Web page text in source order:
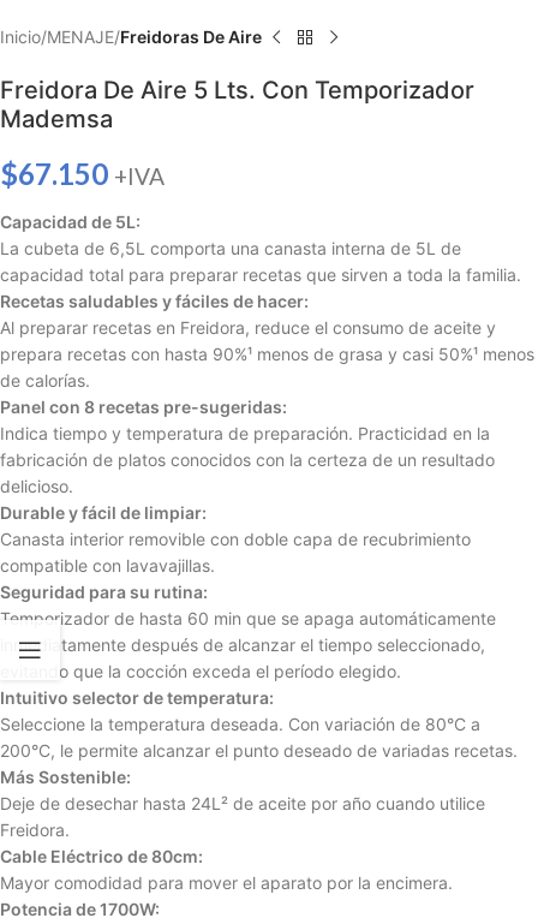
Inicio MENAJE Freidoras De Aire
Freidora De Aire 5 Lts. Con Temporizador
Mademsa
$67.150 +IVA
Capacidad de 5L:
La cubeta de 6,5L comporta una canasta interna de 5L de
capacidad total para preparar recetas que sirven a toda la familia.
Recetas saludables y fáciles de hacer:
Al preparar recetas en Freidora, reduce el consumo de aceite y
prepara recetas con hasta 90%¹ menos de grasa y casi 50%¹ menos
de calorías.
Panel con 8 recetas pre-sugeridas:
Indica tiempo y temperatura de preparación. Practicidad en la
fabricación de platos conocidos con la certeza de un resultado
delicioso.
Durable y fácil de limpiar:
Canasta interior removible con doble capa de recubrimiento
compatible con lavavajillas.
Seguridad para su rutina:
Temporizador de hasta 60 min que se apaga automáticamente
inmediatamente después de alcanzar el tiempo seleccionado,
evitando que la cocción exceda el período elegido.
Intuitivo selector de temperatura:
Seleccione la temperatura deseada. Con variación de 80°C a
200°C, le permite alcanzar el punto deseado de variadas recetas.
Más Sostenible:
Deje de desechar hasta 24L² de aceite por año cuando utilice
Freidora.
Cable Eléctrico de 80cm:
Mayor comodidad para mover el aparato por la encimera.
Potencia de 1700W: